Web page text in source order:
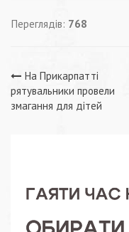
Переглядів: 768
Навігація
записів
На Прикарпатті
рятувальники провели
змагання для дітей